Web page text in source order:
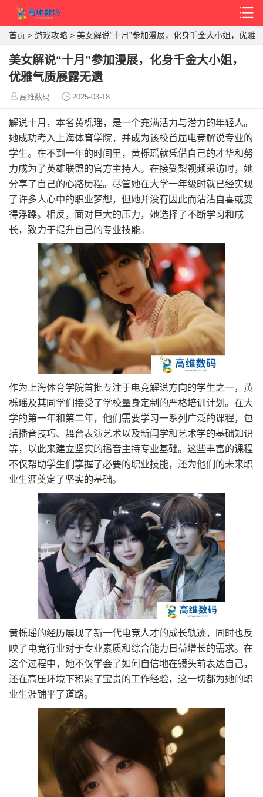
首页 > 游戏攻略 > 美女解说“十月”参加漫展，化身千金大小姐，优雅
气质展露无遗
美女解说“十月”参加漫展，化身千金大小姐，
优雅气质展露无遗
高维数码 2025-03-18
解说十月，本名黄栎瑶，是一个充满活力与潜力的年轻人。
她成功考入上海体育学院，并成为该校首届电竞解说专业的
学生。在不到一年的时间里，黄栎瑶就凭借自己的才华和努
力成为了英雄联盟的官方主持人。在接受梨视频采访时，她
分享了自己的心路历程。尽管她在大学一年级时就已经实现
了许多人心中的职业梦想，但她并没有因此而沾沾自喜或变
得浮躁。相反，面对巨大的压力，她选择了不断学习和成
长，致力于提升自己的专业技能。
作为上海体育学院首批专注于电竞解说方向的学生之一，黄
栎瑶及其同学们接受了学校量身定制的严格培训计划。在大
学的第一年和第二年，他们需要学习一系列广泛的课程，包
括播音技巧、舞台表演艺术以及新闻学和艺术学的基础知识
等，以此来建立坚实的播音主持专业基础。这些丰富的课程
不仅帮助学生们掌握了必要的职业技能，还为他们的未来职
业生涯奠定了坚实的基础。
黄栎瑶的经历展现了新一代电竞人才的成长轨迹，同时也反
映了电竞行业对于专业素质和综合能力日益增长的需求。在
这个过程中，她不仅学会了如何自信地在镜头前表达自己，
还在高压环境下积累了宝贵的工作经验，这一切都为她的职
业生涯铺平了道路。